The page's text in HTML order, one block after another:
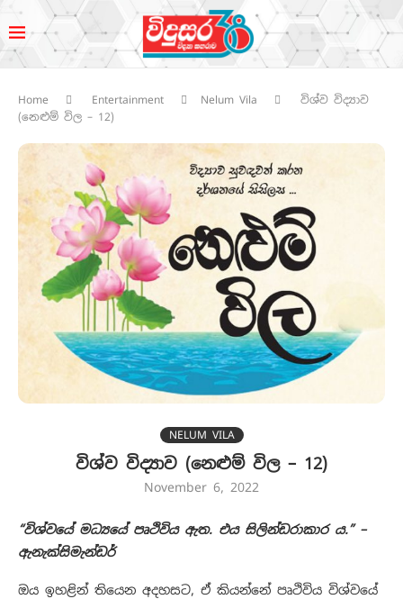
Home Entertainment Nelum Vila
විශ්ව විද්‍යාව
(නෙළුම් විල – 12)
NELUM VILA
විශ්ව විද්‍යාව (නෙළුම් විල – 12)
November 6, 2022
“විශ්වයේ මධ්‍යයේ පෘථිවිය ඇත. එය සිලින්ඩරාකාර ය.” –
ඇනැක්සිමැන්ඩර්
ඔය ඉහළින් තියෙන අදහසට, ඒ කියන්නේ පෘථිවිය විශ්වයේ